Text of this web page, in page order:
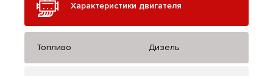
Характеристики двигателя
Топливо Дизель